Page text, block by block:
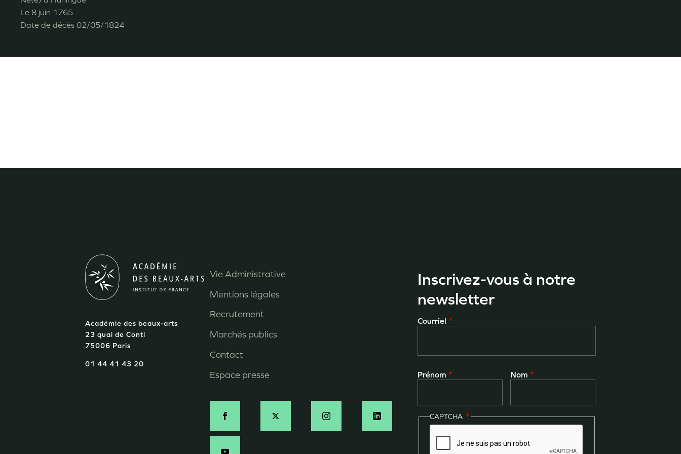
Le 8 juin 1765
Date de décès 02/05/1824
Académie des beaux-arts
23 quai de Conti
75006 Paris
01 44 41 43 20
Menu
Pied
de
page
Vie Administrative
Mentions légales
Recrutement
Marchés publics
Contact
Espace presse
Social
Inscrivez-vous à notre
newsletter
Courriel
Prénom Nom
CAPTCHA